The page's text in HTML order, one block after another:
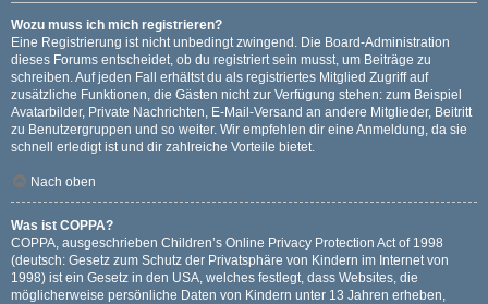
Wozu muss ich mich registrieren?
Eine Registrierung ist nicht unbedingt zwingend. Die Board-Administration
dieses Forums entscheidet, ob du registriert sein musst, um Beiträge zu
schreiben. Auf jeden Fall erhältst du als registriertes Mitglied Zugriff auf
zusätzliche Funktionen, die Gästen nicht zur Verfügung stehen: zum Beispiel
Avatarbilder, Private Nachrichten, E-Mail-Versand an andere Mitglieder, Beitritt
zu Benutzergruppen und so weiter. Wir empfehlen dir eine Anmeldung, da sie
schnell erledigt ist und dir zahlreiche Vorteile bietet.
Nach oben
Was ist COPPA?
COPPA, ausgeschrieben Children’s Online Privacy Protection Act of 1998
(deutsch: Gesetz zum Schutz der Privatsphäre von Kindern im Internet von
1998) ist ein Gesetz in den USA, welches festlegt, dass Websites, die
möglicherweise persönliche Daten von Kindern unter 13 Jahren erheben,